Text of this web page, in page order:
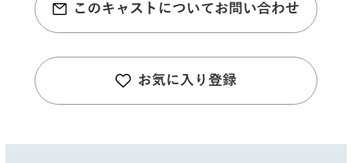
このキャストについてお問い合わせ
お気に入り登録